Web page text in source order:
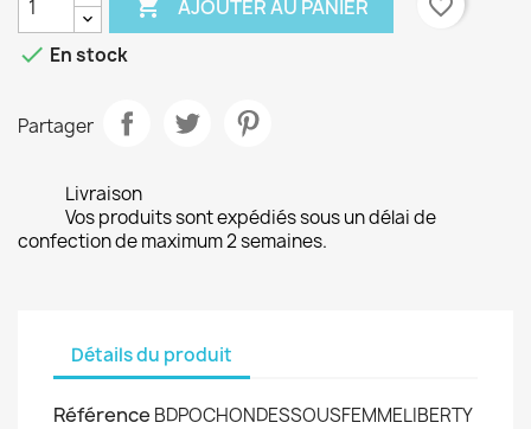
 AJOUTER AU PANIER
favorite_border
 En stock
Partager
Livraison
Vos produits sont expédiés sous un délai de
confection de maximum 2 semaines.
Détails du produit
Référence BDPOCHONDESSOUSFEMMELIBERTY